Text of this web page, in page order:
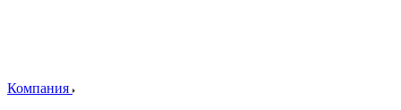
Компания